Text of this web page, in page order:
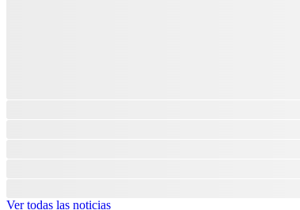
Ver todas las noticias